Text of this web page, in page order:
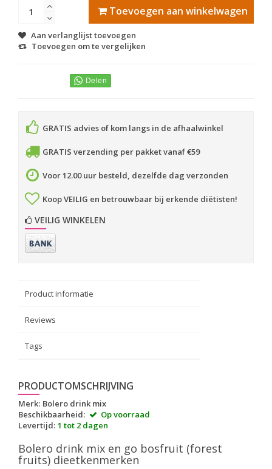
Toevoegen aan winkelwagen
Aan verlanglijst toevoegen
Toevoegen om te vergelijken
GRATIS advies of kom langs in de afhaalwinkel
GRATIS verzending per pakket vanaf €59
Voor 12.00 uur besteld, dezelfde dag verzonden
Koop VEILIG en betrouwbaar bij erkende diëtisten!
VEILIG WINKELEN
Product informatie
Reviews
Tags
PRODUCTOMSCHRIJVING
Merk: Bolero drink mix
Beschikbaarheid:
Op voorraad
Levertijd: 1 tot 2 dagen
Bolero drink mix en go bosfruit (forest
fruits) dieetkenmerken